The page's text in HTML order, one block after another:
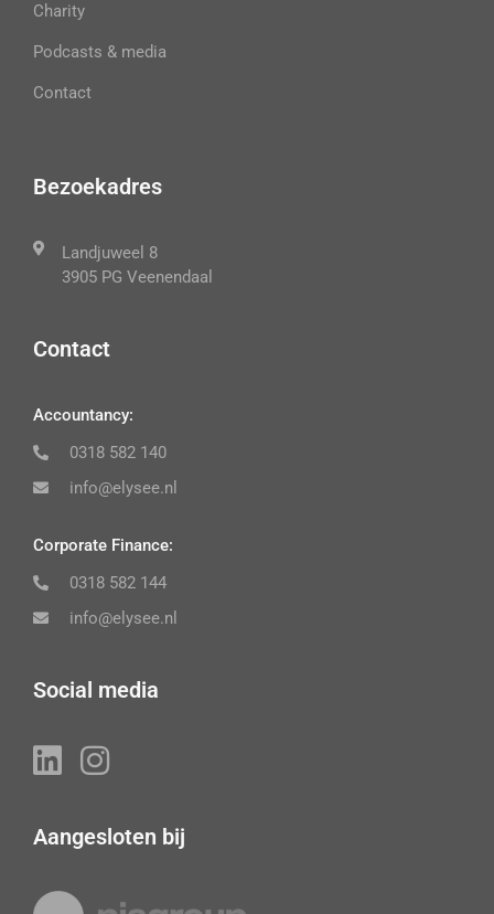
Charity
Podcasts & media
Contact
Bezoekadres
Landjuweel 8
3905 PG Veenendaal
Contact
Accountancy:
0318 582 140
info@elysee.nl
Corporate Finance:
0318 582 144
info@elysee.nl
Social media
Aangesloten bij